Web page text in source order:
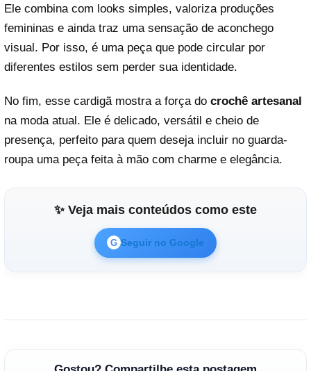
Ele combina com looks simples, valoriza produções
femininas e ainda traz uma sensação de aconchego
visual. Por isso, é uma peça que pode circular por
diferentes estilos sem perder sua identidade.
No fim, esse cardigã mostra a força do crochê artesanal
na moda atual. Ele é delicado, versátil e cheio de
presença, perfeito para quem deseja incluir no guarda-
roupa uma peça feita à mão com charme e elegância.
✨ Veja mais conteúdos como este
G Seguir no Google